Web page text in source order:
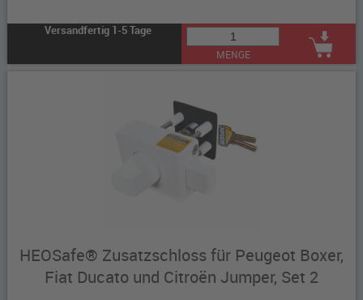
Versandfertig 1-5 Tage
MENGE
HEOSafe® Zusatzschloss für Peugeot Boxer,
Fiat Ducato und Citroën Jumper, Set 2